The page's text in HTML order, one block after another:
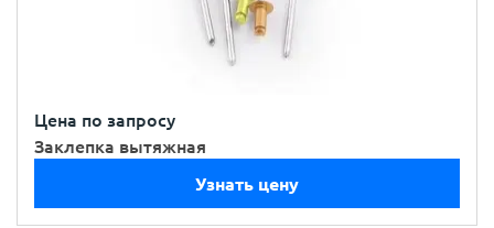
Цена по запросу
Заклепка вытяжная
Узнать цену